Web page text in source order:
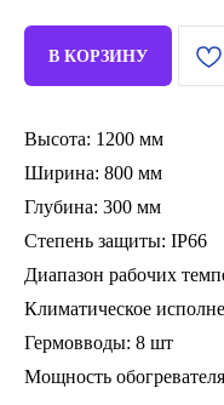
В КОРЗИНУ
Высота: 1200 мм
Ширина: 800 мм
Глубина: 300 мм
Степень защиты: IP66
Диапазон рабочих
Климатическое
Гермовводы: 8 шт
Мощность